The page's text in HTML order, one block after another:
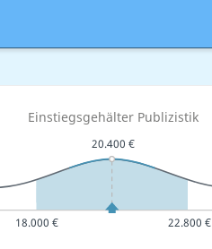
Einstiegsgehälter Publizistik
18.000 €
20.400 €
22.800 €